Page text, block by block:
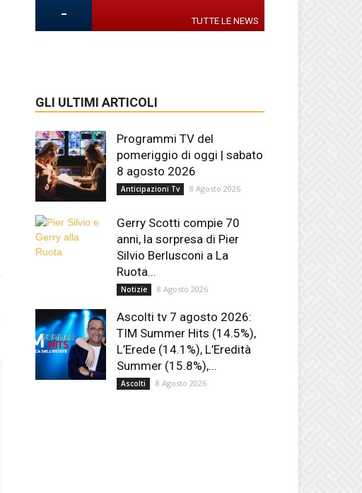
- TUTTE LE NEWS
GLI ULTIMI ARTICOLI
Programmi TV del
pomeriggio di oggi | sabato
8 agosto 2026
Anticipazioni Tv 8 Agosto 2026
Gerry Scotti compie 70
anni, la sorpresa di Pier
Silvio Berlusconi a La
Ruota...
Notizie 8 Agosto 2026
Ascolti tv 7 agosto 2026:
TIM Summer Hits (14.5%),
L’Erede (14.1%), L’Eredità
Summer (15.8%),...
Ascolti 8 Agosto 2026